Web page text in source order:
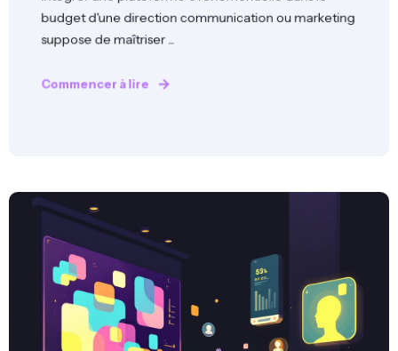
budget d'une direction communication ou marketing
suppose de maîtriser ...
Commencer à lire